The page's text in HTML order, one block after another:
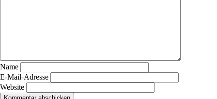
Name
E-Mail-Adresse
Website